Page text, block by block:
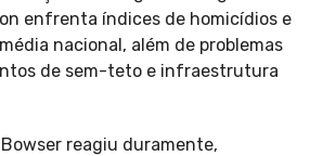
enfrenta índices de homicídios e
nacional, além de problemas
de sem-teto e infraestrutura
reagiu duramente,